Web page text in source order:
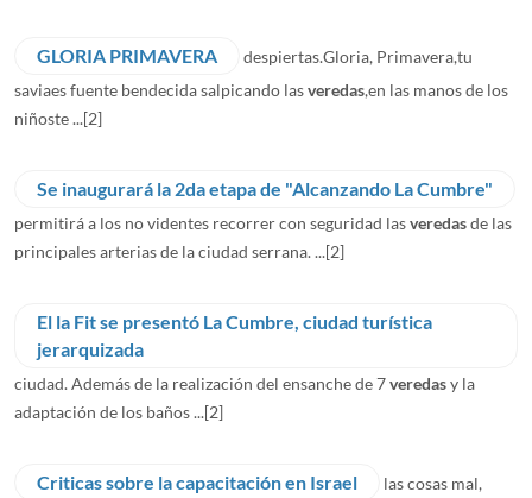
GLORIA PRIMAVERA
despiertas.Gloria, Primavera,tu
saviaes fuente bendecida salpicando lasveredas,en las manos de los
niñoste ...[2]
Se inaugurará la 2da etapa de "Alcanzando La Cumbre"
permitirá a los no videntes recorrer con seguridad lasveredasde las
principales arterias de la ciudad serrana. ...[2]
El la Fit se presentó La Cumbre, ciudad turística
jerarquizada
ciudad. Además de la realización del ensanche de 7veredasy la
adaptación de los baños ...[2]
Criticas sobre la capacitación en Israel
las cosas mal,